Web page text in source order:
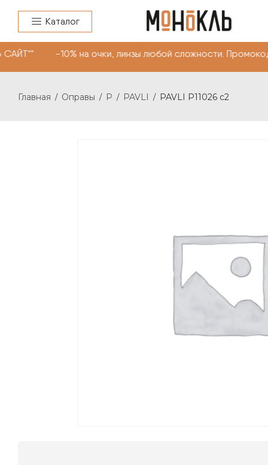
Каталог
-10% на очки, линзы любой сложности.
Главная / Оправы / P / PAVLI / PAVLI P11026 c2